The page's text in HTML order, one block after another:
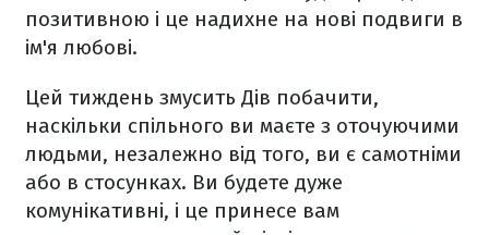
позитивною і це надихне на нові подвиги в
ім'я любові.
Цей тиждень змусить Дів побачити,
наскільки спільного ви маєте з оточуючими
людьми, незалежно від того, ви є самотніми
або в стосунках. Ви будете дуже
комунікативні, і це принесе вам